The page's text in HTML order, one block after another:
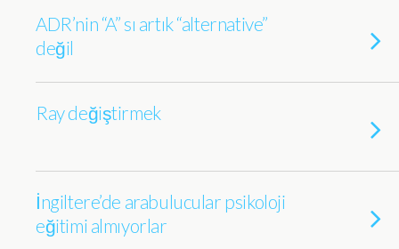
ADR’nin “A” sı artık “alternative”
değil
Ray değiştirmek
İngiltere’de arabulucular psikoloji
eğitimi almıyorlar